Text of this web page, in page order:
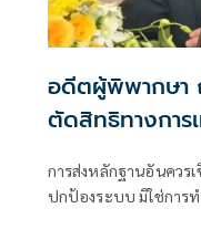
อดีตผู้พิพากษา
ตัดสิทธิทางการ
เดียวกับคดีอาญ
การส่งหลักฐานอันควร
ปกป้องระบบ มิใช่การ